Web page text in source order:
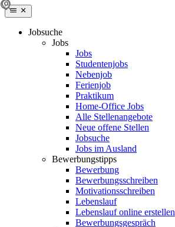
Jobsuche
Jobs
Jobs
Studentenjobs
Nebenjob
Ferienjob
Praktikum
Home-Office Jobs
Alle Stellenangebote
Neue offene Stellen
Jobsuche
Jobs im Ausland
Bewerbungstipps
Bewerbung
Bewerbungsschreiben
Motivationsschreiben
Lebenslauf
Lebenslauf online erstellen
Bewerbungsgespräch